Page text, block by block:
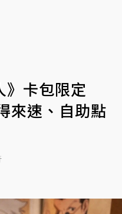
》卡包限定
來速、自助點